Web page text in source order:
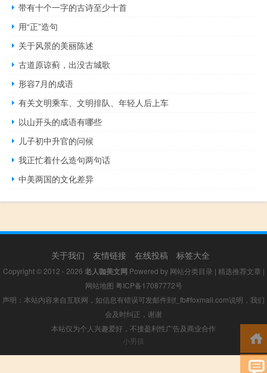
带有十个一字的古诗至少十首
用“正”造句
关于风景的美丽陈述
古道原谅蓟，出没古城歌
形容7月的成语
有关文明乘车、文明排队、年轻人后上车
以山开头的成语有哪些
儿子初中升官的问候
我正忙着什么造句两句话
中美两国的文化差异
关于我们 友情链接 在线投稿 标签大全
Copyright © 2012 - 2026 老人咖美文网 Powered by 网站分类目录 | 精选推荐文章 |
网站地图 粤ICP备17087772号
声明：本站内容来自互联网，如信息有错误可发邮件到f_fb#foxmail.com说明，我们
会及时纠正，谢谢
本站仅为个人兴趣爱好，不接盈利性广告及商业合作
小男孩